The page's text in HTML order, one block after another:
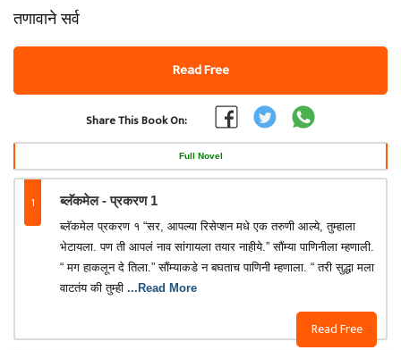
तणावाने सर्व
Read Free
Share This Book On:
Full Novel
1 ब्लॅकमेल - प्रकरण 1
Read Free
ब्लॅकमेल प्रकरण १ “सर, आपल्या रिसेप्शन मधे एक तरुणी आल्ये, तुम्हाला
भेटायला. पण ती आपलं नाव सांगायला तयार नाहीये.” सौंम्या पाणिनीला म्हणाली.
“ मग हाकलून दे तिला.” सौंम्याकडे न बघताच पाणिनी म्हणाला. “ तरी सुद्धा मला
वाटतंय की तुम्ही ...Read More